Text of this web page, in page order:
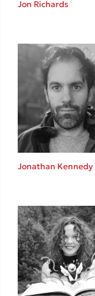
Jon Richards
Jonathan Kennedy